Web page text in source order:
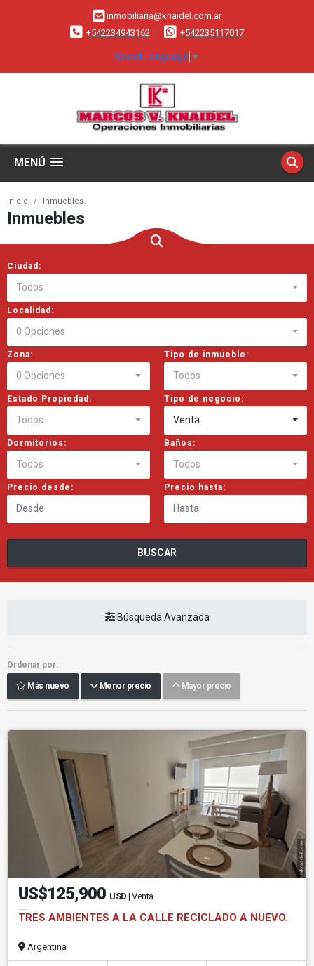
inmobiliaria@knaidel.com.ar
+542234943162
+542235117017
Select Language ▼
MENÚ
Inicio Inmuebles
Inmuebles
Ciudad:
Todos
Localidad:
0 Opciones
Zona:
0 Opciones
Tipo de inmueble:
Todos
Estado Propiedad:
Todos
Tipo de negocio:
Venta
Dormitorios:
Todos
Baños:
Todos
Precio desde: Precio hasta:
BUSCAR
Búsqueda Avanzada
Ordenar por:
Más nuevo Menor precio Mayor precio
US$125,900 USD | Venta
TRES AMBIENTES A LA CALLE RECICLADO A NUEVO.
Argentina